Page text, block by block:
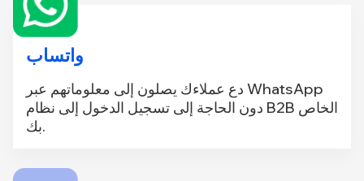
واتساب
دع عملاءك يصلون إلى معلوماتهم عبر WhatsApp
دون الحاجة إلى تسجيل الدخول إلى نظام B2B الخاص
بك.